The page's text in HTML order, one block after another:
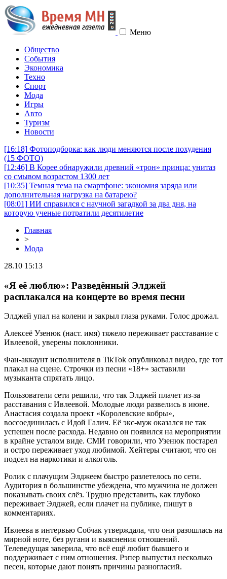
Меню
Общество
События
Экономика
Техно
Спорт
Мода
Игры
Авто
Туризм
Новости
[16:18] Фотоподборка: как люди меняются после похудения
(15 ФОТО)
[12:46] В Корее обнаружили древний «трон» принца: унитаз
со смывом возрастом 1300 лет
[10:35] Темная тема на смартфоне: экономия заряда или
дополнительная нагрузка на батарею?
[08:01] ИИ справился с научной загадкой за два дня, на
которую ученые потратили десятилетие
Главная
>
Мода
28.10 15:13
«Я её люблю»: Разведённый Элджей
расплакался на концерте во время песни
Элджей упал на колени и закрыл глаза руками. Голос дрожал.
Алексеё Узенюк (наст. имя) тяжело переживает расставание с
Ивлеевой, уверены поклонники.
Фан-аккаунт исполнителя в TikTok опубликовал видео, где тот
плакал на сцене. Строчки из песни «18+» заставили
музыканта спрятать лицо.
Пользователи сети решили, что так Элджей плачет из-за
расставания с Ивлеевой. Молодые люди развелись в июне.
Анастасия создала проект «Королевские кобры»,
воссоединилась с Идой Галич. Её экс-муж оказался не так
успешен после расхода. Недавно он появился на мероприятии
в крайне усталом виде. СМИ говорили, что Узенюк постарел
и остро переживает уход любимой. Хейтеры считают, что он
подсел на наркотики и алкоголь.
Ролик с плачущим Элджеем быстро разлетелось по сети.
Аудитория в большинстве убеждена, что мужчина не должен
показывать своих слёз. Трудно представить, как глубоко
переживает Элджей, если плачет на публике, пишут в
комментариях.
Ивлеева в интервью Собчак утверждала, что они разошлась на
мирной ноте, без ругани и выяснения отношений.
Телеведущая заверила, что всё ещё любит бывшего и
поддерживает с ним отношения. Рэпер выпустил несколько
песен, которые дают понять причины разногласий.